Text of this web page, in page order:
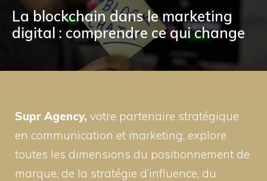
La blockchain dans le marketing
digital : comprendre ce qui change
Supr Agency, votre partenaire stratégique
en communication et marketing, explore
toutes les dimensions du positionnement de
marque, de la stratégie d’influence, du